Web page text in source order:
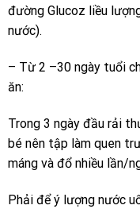
đường Glucoz liều
nước).
– Từ 2 –30 ngày tuổi
ăn:
Trong 3 ngày đầu rải
bé nên tập làm quen
máng và đổ nhiều lần/
Phải để ý lượng nước